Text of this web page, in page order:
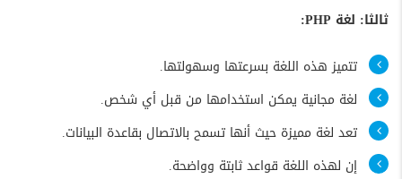
ثالثا: لغة PHP:
تتميز هذه اللغة بسرعتها وسهولتها.
لغة مجانية يمكن استخدامها من قبل أي شخص.
تعد لغة مميزة حيث أنها تسمح بالاتصال بقاعدة البيانات.
إن لهذه اللغة قواعد ثابتة وواضحة.